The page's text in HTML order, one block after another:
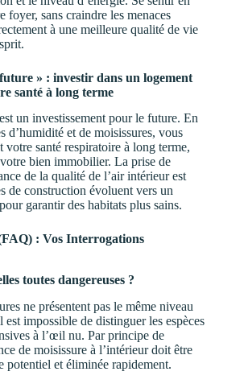
foyer, sans craindre les menaces
à une meilleure qualité de vie
» : investir dans un logement
santé à long terme
un investissement pour le future. En
d’humidité et de moisissures, vous
votre santé respiratoire à long terme,
bien immobilier. La prise de
de la qualité de l’air intérieur est
de construction évoluent vers un
garantir des habitats plus sains.
: Vos Interrogations
toutes dangereuses ?
ne présentent pas le même niveau
impossible de distinguer les espèces
à l’œil nu. Par principe de
de moisissure à l’intérieur doit être
potentiel et éliminée rapidement.